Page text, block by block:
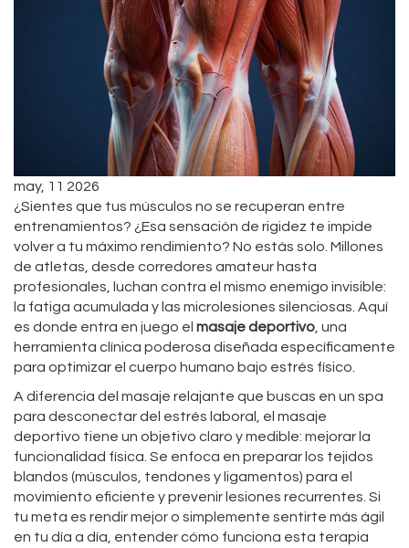
may, 11 2026
¿Sientes que tus músculos no se recuperan entre
entrenamientos? ¿Esa sensación de rigidez te impide
volver a tu máximo rendimiento? No estás solo. Millones
de atletas, desde corredores amateur hasta
profesionales, luchan contra el mismo enemigo invisible:
la fatiga acumulada y las microlesiones silenciosas. Aquí
es donde entra en juego el masaje deportivo , una
herramienta clínica poderosa diseñada específicamente
para optimizar el cuerpo humano bajo estrés físico.
A diferencia del masaje relajante que buscas en un spa
para desconectar del estrés laboral, el masaje
deportivo tiene un objetivo claro y medible: mejorar la
funcionalidad física. Se enfoca en preparar los tejidos
blandos (músculos, tendones y ligamentos) para el
movimiento eficiente y prevenir lesiones recurrentes. Si
tu meta es rendir mejor o simplemente sentirte más ágil
en tu día a día, entender cómo funciona esta terapia